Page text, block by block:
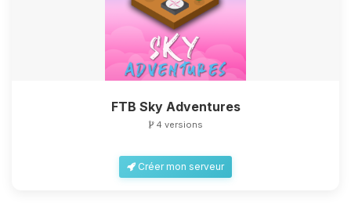
FTB Sky Adventures
4 versions
Créer mon serveur